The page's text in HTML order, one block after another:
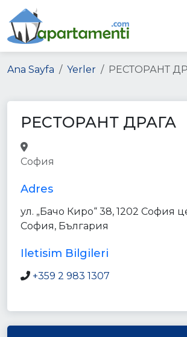
Ana Sayfa Yerler РЕСТОРАНТ
РЕСТОРАНТ ДРАГА
София
Adres
ул. „Бачо Киро“ 38, 1202 София
София, България
Iletisim Bilgileri
+359 2 983 1307